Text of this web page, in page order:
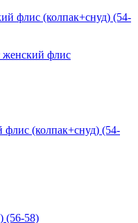
флис
(колпак+снуд) (54-